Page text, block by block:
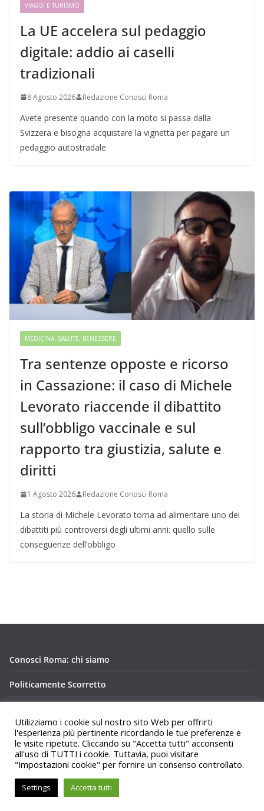
VIAGGI E TURISMO
La UE accelera sul pedaggio
digitale: addio ai caselli
tradizionali
8 Agosto 2026 Redazione Conosci Roma
Avete presente quando con la moto si passa dalla
Svizzera e bisogna acquistare la vignetta per pagare un
pedaggio autostradale
MEDICINA, SALUTE, BENESSERE
Tra sentenze opposte e ricorso
in Cassazione: il caso di Michele
Levorato riaccende il dibattito
sull’obbligo vaccinale e sul
rapporto tra giustizia, salute e
diritti
1 Agosto 2026 Redazione Conosci Roma
La storia di Michele Levorato torna ad alimentare uno dei
dibattiti più controversi degli ultimi anni: quello sulle
conseguenze dell’obbligo
Conosci Roma: chi siamo
Politicamente Scorretto
Copyright © 2026Conosci Roma
Tema:
ColorMagdi ThemeGrill. Powered by
Utilizziamo i cookie sul nostro sito Web per offrirti
l'esperienza più pertinente ricordando le tue preferenze e
le visite ripetute. Cliccando su "Accetta tutti" acconsenti
all'uso di TUTTI i cookie. Tuttavia, puoi visitare
"Impostazioni cookie" per fornire un consenso controllato.
Settings Accetta tutti